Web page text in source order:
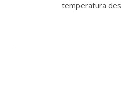
temperatura